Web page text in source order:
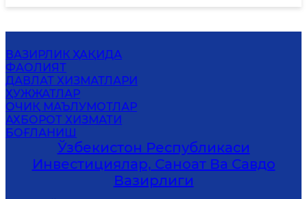
ВАЗИРЛИК ҲАҚИДА
ФАОЛИЯТ
ДАВЛАТ ХИЗМАТЛАРИ
ҲУЖЖАТЛАР
ОЧИҚ МАЪЛУМОТЛАР
АХБОРОТ ХИЗМАТИ
БОҒЛАНИШ
Ўзбекистон Республикаси
Инвестициялар, Саноат Ва Савдо
Вазирлиги